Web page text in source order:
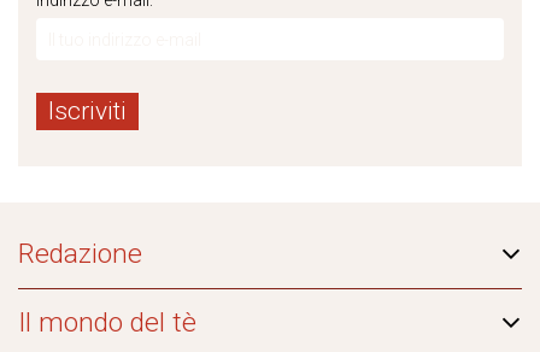
Redazione
Il mondo del tè